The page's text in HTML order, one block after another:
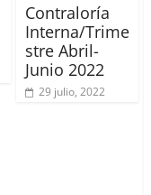
Contraloría
Interna/Trime
stre Abril-
Junio 2022
29 julio, 2022